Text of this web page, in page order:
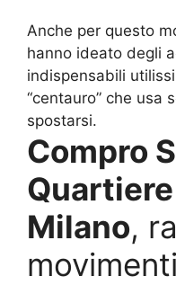
Anche per questo
hanno ideato degli
indispensabili
“centauro” che usa
spostarsi.
Compro
Milano,
movimenti